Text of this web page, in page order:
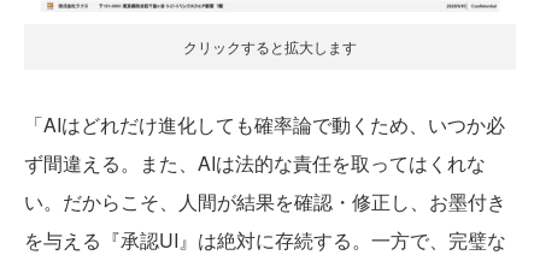
クリックすると拡大します
「AIはどれだけ進化しても確率論で動くため、いつか必
ず間違える。また、AIは法的な責任を取ってはくれな
い。だからこそ、人間が結果を確認・修正し、お墨付き
を与える『承認UI』は絶対に存続する。一方で、完璧な